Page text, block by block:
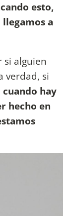
esto,
a
si alguien
verdad, si
cuando hay
hecho en